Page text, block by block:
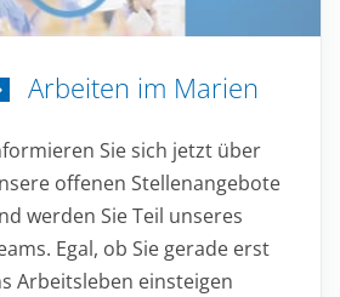
Arbeiten im Marien
Sie sich jetzt über
offenen Stellenangebote
werden Sie Teil unseres
Egal, ob Sie gerade erst
Arbeitsleben einsteigen